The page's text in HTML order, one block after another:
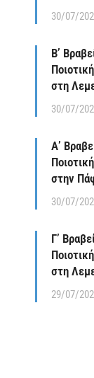
30/07/
Β’
στη
30/07/
Α’
στην
30/07/
Γ’
στη
29/07/